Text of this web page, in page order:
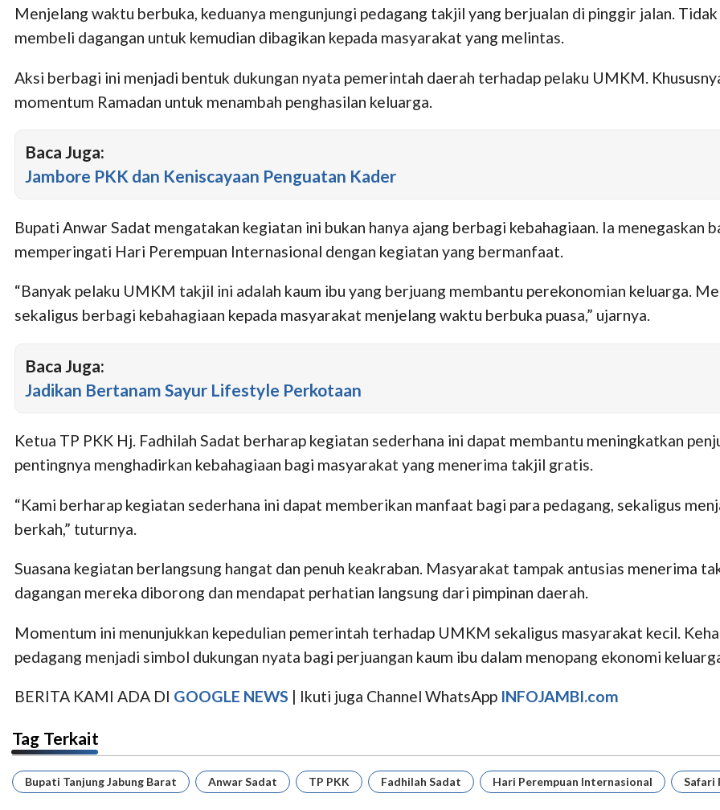
Menjelang waktu berbuka, keduanya mengunjungi pedagang takjil yang berjualan di pinggir jalan.
membeli dagangan untuk kemudian dibagikan kepada masyarakat yang melintas.
Aksi berbagi ini menjadi bentuk dukungan nyata pemerintah daerah terhadap pelaku UMKM.
momentum Ramadan untuk menambah penghasilan keluarga.
Baca Juga:
Jambore PKK dan Keniscayaan Penguatan Kader
Bupati Anwar Sadat mengatakan kegiatan ini bukan hanya ajang berbagi kebahagiaan. Ia
memperingati Hari Perempuan Internasional dengan kegiatan yang bermanfaat.
“Banyak pelaku UMKM takjil ini adalah kaum ibu yang berjuang membantu perekonomian keluarga.
sekaligus berbagi kebahagiaan kepada masyarakat menjelang waktu berbuka puasa,” ujarnya.
Baca Juga:
Jadikan Bertanam Sayur Lifestyle Perkotaan
Ketua TP PKK Hj. Fadhilah Sadat berharap kegiatan sederhana ini dapat membantu meningkatkan
pentingnya menghadirkan kebahagiaan bagi masyarakat yang menerima takjil gratis.
“Kami berharap kegiatan sederhana ini dapat memberikan manfaat bagi para pedagang, sekaligus
berkah,” tuturnya.
Suasana kegiatan berlangsung hangat dan penuh keakraban. Masyarakat tampak antusias menerima
dagangan mereka diborong dan mendapat perhatian langsung dari pimpinan daerah.
Momentum ini menunjukkan kepedulian pemerintah terhadap UMKM sekaligus masyarakat kecil.
pedagang menjadi simbol dukungan nyata bagi perjuangan kaum ibu dalam menopang ekonomi
BERITA KAMI ADA DI GOOGLE NEWS | Ikuti juga Channel WhatsApp INFOJAMBI.com
Tag Terkait
Bupati Tanjung Jabung Barat Anwar Sadat TP PKK Fadhilah Sadat Hari Perempuan Internasional Safari